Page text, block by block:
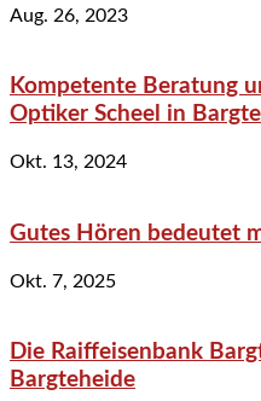
Aug. 26, 2023
Kompetente Beratung
Optiker Scheel in
Okt. 13, 2024
Gutes Hören bedeutet
Okt. 7, 2025
Die Raiffeisenbank
Bargteheide